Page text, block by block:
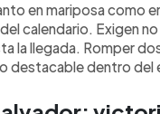
en mariposa como
calendario. Exigen
la llegada. Romper
destacable dentro del